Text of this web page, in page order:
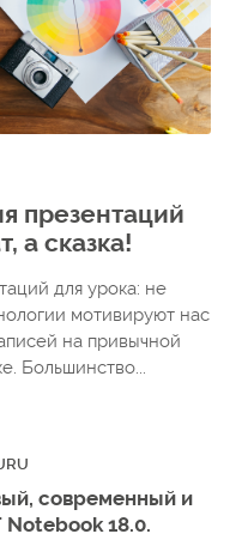
презентаций
а сказка!
для урока: не
мотивируют нас
на привычной
Большинство...
современный и
Notebook 18.0.